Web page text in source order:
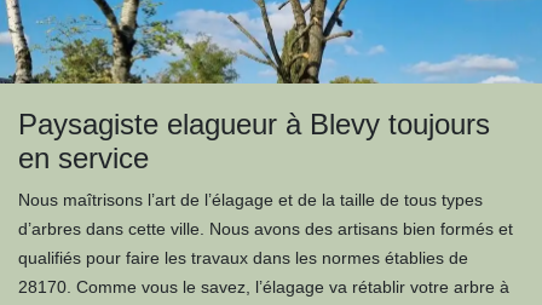
Paysagiste elagueur à Blevy toujours
en service
Nous maîtrisons l’art de l’élagage et de la taille de tous types
d’arbres dans cette ville. Nous avons des artisans bien formés et
qualifiés pour faire les travaux dans les normes établies de
28170. Comme vous le savez, l’élagage va rétablir votre arbre à